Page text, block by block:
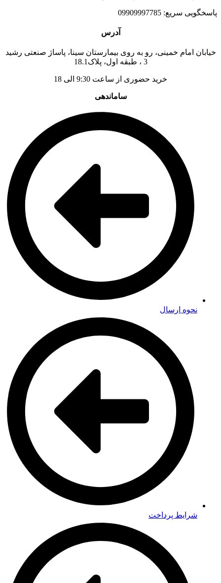
پاسخگویی سریع: 09909997785
آدرس
خیابان امام خمینی، رو به روی بیمارستان سینا، پاساژ صنعتی رشید
3 ، طبقه اول، پلاک18.1
خرید حضوری از ساعت 9:30 الی 18
ساماندهی
نحوه ارسال
شرایط پرداخت